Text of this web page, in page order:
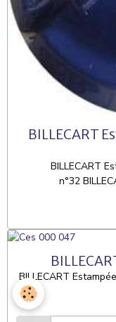
BILLECART
BILLECART
n°32
BILLECART